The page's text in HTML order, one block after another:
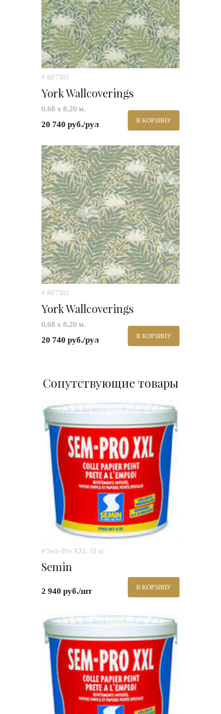
# RF7503
York Wallcoverings
0,68 х 8,20 м.
20 740 руб./рул В КОРЗИНУ
# RF7502
York Wallcoverings
0,68 х 8,20 м.
20 740 руб./рул В КОРЗИНУ
Сопутствующие товары
# Sem-Pro XXL 10 кг
Semin
2 940 руб./шт В КОРЗИНУ